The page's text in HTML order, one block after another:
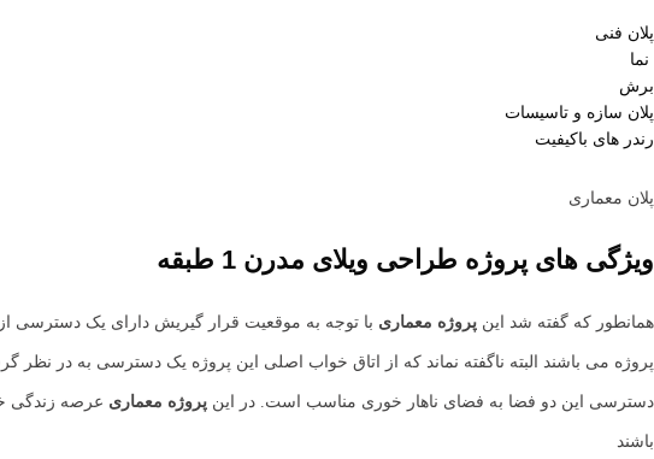
پلان فنی
نما
برش
پلان سازه و تاسیسات
رندر های باکیفیت
پلان معماری
ویژگی های پروژه طراحی ویلای مدرن 1 طبقه
همانطور که گفته شد این پروژه معماری با توجه به موقعیت قرار گیریش دارای یک دسترسی
پروژه می باشند البته ناگفته نماند که از اتاق خواب اصلی این پروژه یک دسترسی به در نظر
دسترسی این دو فضا به فضای ناهار خوری مناسب است. در این پروژه معماری عرصه زندگی
باشند